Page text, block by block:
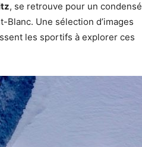
, se retrouve pour un condensé
Blanc. Une sélection d’images
les sportifs à explorer ces